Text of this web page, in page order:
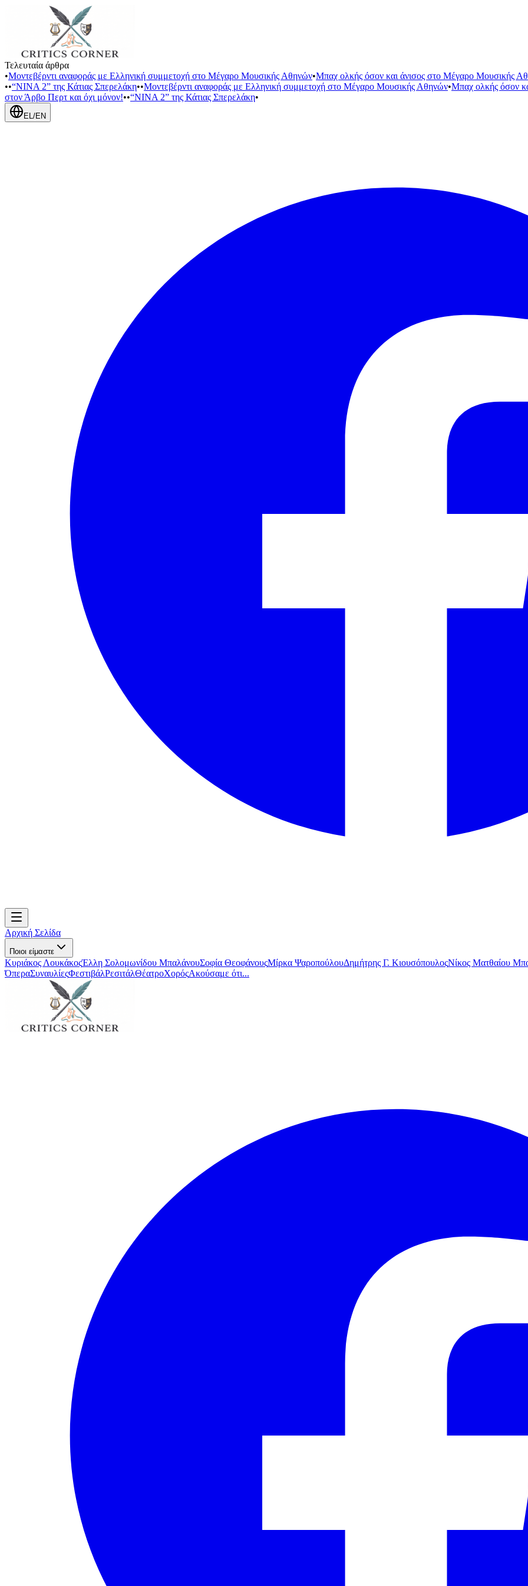
Τελευταία άρθρα
•Μοντεβέρντι αναφοράς με Ελληνική συμμετοχή στο Μέγαρο Μουσικής Αθηνών•Μπαχ ολκής όσον και άνισος στο Μέγαρο Μουσικής
••“NINA 2” της Κάτιας Σπερελάκη••Μοντεβέρντι αναφοράς με Ελληνική συμμετοχή στο Μέγαρο Μουσικής Αθηνών•Μπαχ ολκής όσον
στον Άρβο Περτ και όχι μόνον!••“NINA 2” της Κάτιας Σπερελάκη•
EL/EN
Αρχική Σελίδα
Ποιοι είμαστε
Κυριάκος ΛουκάκοςΈλλη Σολομωνίδου ΜπαλάνουΣοφία ΘεοφάνουςΜίρκα ΨαροπούλουΔημήτρης Γ. ΚιουσόπουλοςΝίκος Ματθαίου
ΌπεραΣυναυλίεςΦεστιβάλΡεσιτάλΘέατροΧορόςΑκούσαμε ότι...